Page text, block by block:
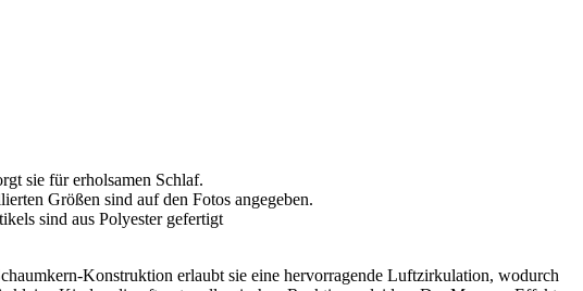
sie für erholsamen Schlaf.
Größen sind auf den Fotos angegeben.
sind aus Polyester gefertigt
Konstruktion erlaubt sie eine hervorragende Luftzirkulation, wodurch